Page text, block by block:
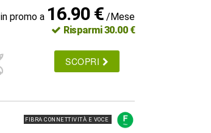
in promo a 16.90 € /Mese
Risparmi 30.00 €
SCOPRI
FIBRA CONNETTIVITÀ E VOCE